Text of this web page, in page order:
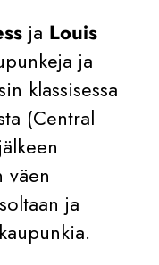
ja Louis
ja
klassisessa
(Central
väen
ja